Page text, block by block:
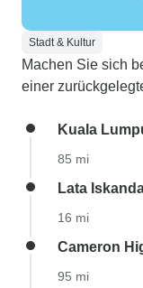
Stadt & Kultur
Machen Sie sich
einer
Kuala
85 mi
Lata
16 mi
Cameron
95 mi